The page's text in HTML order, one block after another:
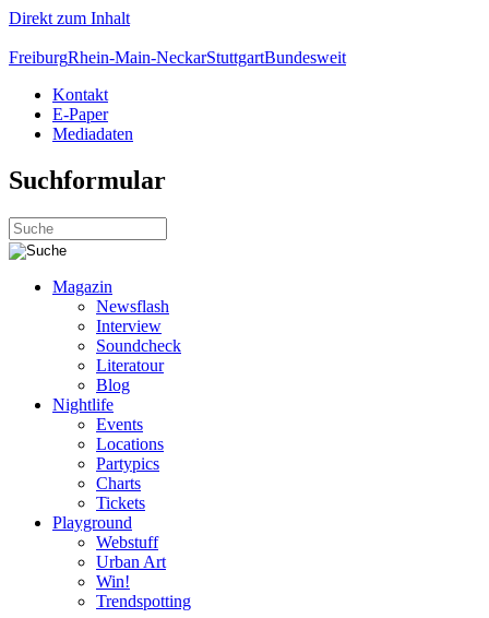
Direkt zum Inhalt
FreiburgRhein-Main-NeckarStuttgartBundesweit
Kontakt
E-Paper
Mediadaten
Suchformular
Magazin
Newsflash
Interview
Soundcheck
Literatour
Blog
Nightlife
Events
Locations
Partypics
Charts
Tickets
Playground
Webstuff
Urban Art
Win!
Trendspotting